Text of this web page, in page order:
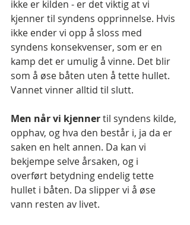
ikke er kilden - er det viktig at vi
kjenner til syndens opprinnelse. Hvis
ikke ender vi opp å sloss med
syndens konsekvenser, som er en
kamp det er umulig å vinne. Det blir
som å øse båten uten å tette hullet.
Vannet vinner alltid til slutt.
Men når vi kjenner til syndens kilde,
opphav, og hva den består i, ja da er
saken en helt annen. Da kan vi
bekjempe selve årsaken, og i
overført betydning endelig tette
hullet i båten. Da slipper vi å øse
vann resten av livet.